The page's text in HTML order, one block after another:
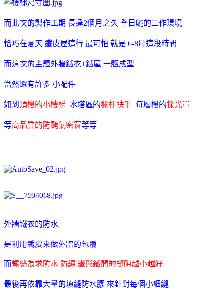
而此次的製作工期 長達2個月之久 全日曬的工作環境
恰巧在夏天 鐵皮屋這行 最可怕 就是 6-8月這段時間
而這次的主題外牆鐵衣+鐵屋 一體成型
當然還有許多 小配件
如到 頂樓的小樓梯 水塔區的欄杆扶手 每層樓的採光罩
等高品質的防颱氣密窗等等
外牆鐵衣的防水
是利用鐵皮來做外牆的包覆
而螺絲為求防水 防繡 鐵與鐵間的縫隙越小越好
最後再依靠大量的填縫防水膠 來針對每個小細縫